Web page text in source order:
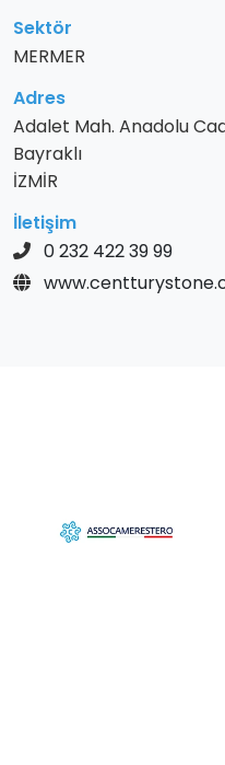
Sektör
MERMER
Adres
Adalet Mah. Anadolu
Bayraklı
İZMİR
İletişim
0 232 422 39 99